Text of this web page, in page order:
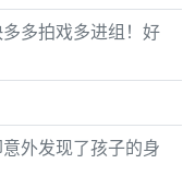
多拍戏多进组！好
外发现了孩子的身